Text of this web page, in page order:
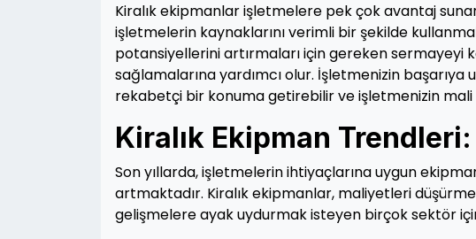
Kiralık ekipmanlar işletmelere pek çok avantaj
işletmelerin kaynaklarını verimli bir şekilde
potansiyellerini artırmaları için gereken sermayeyi
sağlamalarına yardımcı olur. İşletmenizin başarıya
rekabetçi bir konuma getirebilir ve işletmenizin mali
Kiralık Ekipman
Son yıllarda, işletmelerin ihtiyaçlarına uygun
artmaktadır. Kiralık ekipmanlar, maliyetleri
gelişmelere ayak uydurmak isteyen birçok sektör